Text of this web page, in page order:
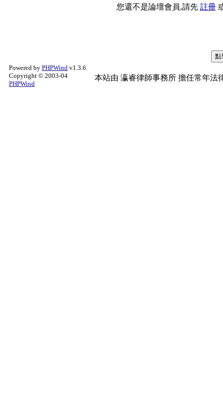
您還不是論壇會員,請先 註冊
Powered by PHPWind v1.3.6
Copyright © 2003-04
PHPWind
本站由 瀛睿律師事務所 擔任常年法